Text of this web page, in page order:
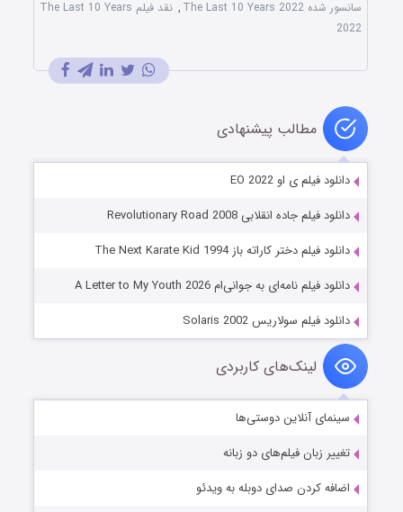
سانسور شده The Last 10 Years 2022 ,
نقد فیلم The Last 10 Years
2022
مطالب پیشنهادی
دانلود فیلم ی او EO 2022
دانلود فیلم جاده انقلابی Revolutionary Road 2008
دانلود فیلم دختر کاراته باز The Next Karate Kid 1994
دانلود فیلم نامه‌ای به جوانی‌ام A Letter to My Youth 2026
دانلود فیلم سولاریس Solaris 2002
لینک‌های کاربردی
سینمای آنلاین دوستی‌ها
تغییر زبان فیلم‌های دو زبانه
اضافه کردن صدای دوبله به ویدئو